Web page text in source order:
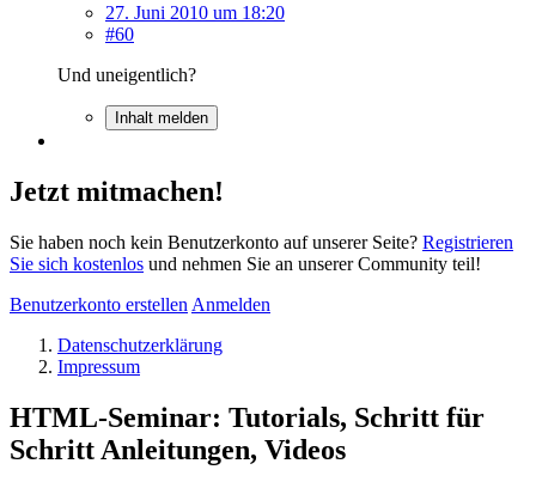
27. Juni 2010 um 18:20
#60
Und uneigentlich?
Inhalt melden
Jetzt mitmachen!
Sie haben noch kein Benutzerkonto auf unserer Seite? Registrieren
Sie sich kostenlos und nehmen Sie an unserer Community teil!
Benutzerkonto erstellen Anmelden
Datenschutzerklärung
Impressum
HTML-Seminar: Tutorials, Schritt für
Schritt Anleitungen, Videos